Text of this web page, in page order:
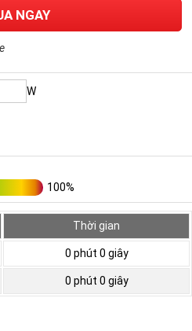
NGAY
W
100%
Thời gian
0 phút 0 giây
0 phút 0 giây